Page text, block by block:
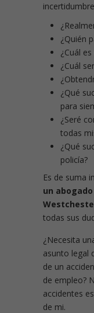
¿Quién
¿Cuál
¿Cuál
¿Qué
para
¿Seré
todas
¿Qué
policía?
Es de suma
un
todas sus
¿Necesita
asunto legal
de un
de empleo?
accidentes
de mi.